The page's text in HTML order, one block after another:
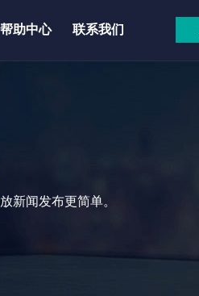
帮助中心 联系我们
新闻发布更简单。